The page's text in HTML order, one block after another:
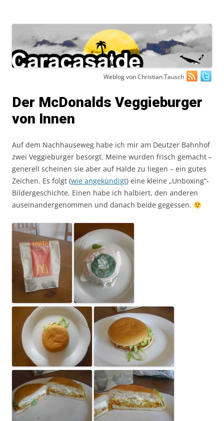
Weblog von Christian Tausch
Der McDonalds Veggieburger
von Innen
Auf dem Nachhauseweg habe ich mir am Deutzer Bahnhof
zwei Veggieburger besorgt. Meine wurden frisch gemacht –
generell scheinen sie aber auf Halde zu liegen – ein gutes
Zeichen. Es folgt (wie angekündigt) eine kleine „Unboxing“-
Bildergeschichte. Einen habe ich halbiert, den anderen
auseinandergenommen und danach beide gegessen.